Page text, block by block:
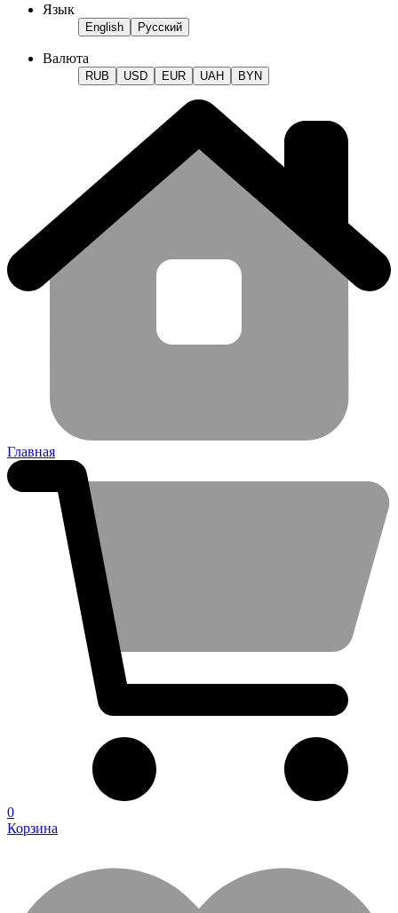
Язык
English Русский
Валюта
RUB USD EUR UAH BYN
Главная
0
Корзина